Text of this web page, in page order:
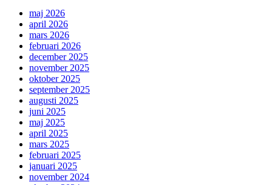
maj 2026
april 2026
mars 2026
februari 2026
december 2025
november 2025
oktober 2025
september 2025
augusti 2025
juni 2025
maj 2025
april 2025
mars 2025
februari 2025
januari 2025
november 2024